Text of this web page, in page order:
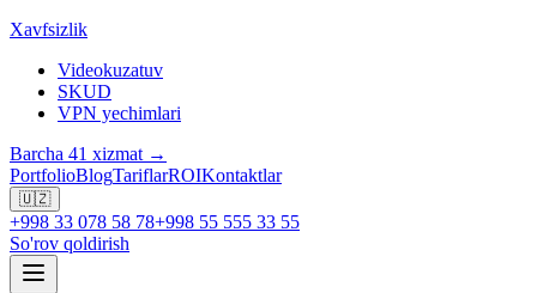
Xavfsizlik
Videokuzatuv
SKUD
VPN yechimlari
Barcha 41 xizmat →
PortfolioBlogTariflarROIKontaktlar
🇺🇿
+998 33 078 58 78+998 55 555 33 55
So'rov qoldirish